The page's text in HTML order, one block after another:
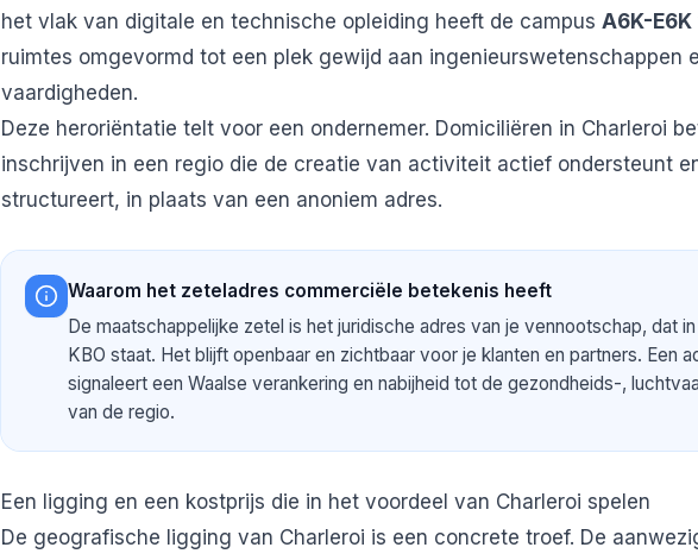
het vlak van digitale en technische opleiding heeft de campus A6K-E6K
ruimtes omgevormd tot een plek gewijd aan ingenieurswetenschappen
vaardigheden.
Deze heroriëntatie telt voor een ondernemer. Domiciliëren in Charleroi
inschrijven in een regio die de creatie van activiteit actief ondersteunt
structureert, in plaats van een anoniem adres.
Waarom het zeteladres commerciële betekenis heeft
De maatschappelijke zetel is het juridische adres van je vennootschap, dat
KBO staat. Het blijft openbaar en zichtbaar voor je klanten en partners. Een
signaleert een Waalse verankering en nabijheid tot de gezondheids-,
van de regio.
Een ligging en een kostprijs die in het voordeel van Charleroi spelen
De geografische ligging van Charleroi is een concrete troef. De